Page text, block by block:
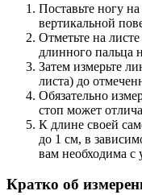
Поставьте ногу
вертикальной
Отметьте на
длинного пальца
Затем измерьте
листа) до
Обязательно
стоп может
К длине своей
до 1 см, в
вам необходима с
Кратко об